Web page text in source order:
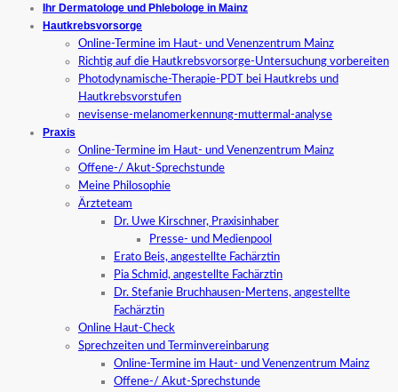
Ihr Dermatologe und Phlebologe in Mainz
Hautkrebsvorsorge
Online-Termine im Haut- und Venenzentrum Mainz
Richtig auf die Hautkrebsvorsorge-Untersuchung vorbereiten
Photodynamische-Therapie-PDT bei Hautkrebs und
Hautkrebsvorstufen
nevisense-melanomerkennung-muttermal-analyse
Praxis
Online-Termine im Haut- und Venenzentrum Mainz
Offene-/ Akut-Sprechstunde
Meine Philosophie
Ärzteteam
Dr. Uwe Kirschner, Praxisinhaber
Presse- und Medienpool
Erato Beis, angestellte Fachärztin
Pia Schmid, angestellte Fachärztin
Dr. Stefanie Bruchhausen-Mertens, angestellte
Fachärztin
Online Haut-Check
Sprechzeiten und Terminvereinbarung
Online-Termine im Haut- und Venenzentrum Mainz
Offene-/ Akut-Sprechstunde